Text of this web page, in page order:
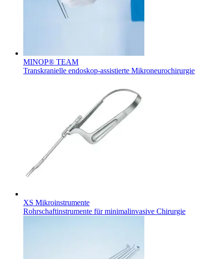
Finden Sie Ihren Job
MINOP® TEAM
Transkranielle endoskop-assistierte Mikroneurochirurgie
XS Mikroinstrumente
Rohrschaftinstrumente für minimalinvasive Chirurgie